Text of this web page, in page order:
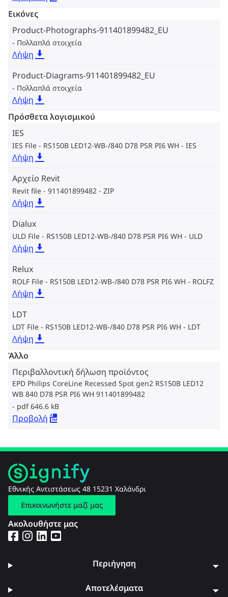
Εικόνες
Product-Photographs-911401899482_EU
Πολλαπλά στοιχεία
Λήψη
Product-Diagrams-911401899482_EU
Πολλαπλά στοιχεία
Λήψη
Πρόσθετα λογισμικού
IES
IES File - RS150B LED12-WB-/840 D78 PSR PI6 WH IES
Λήψη
Αρχείο Revit
Revit file - 911401899482 ZIP
Λήψη
Dialux
ULD File - RS150B LED12-WB-/840 D78 PSR PI6 WH ULD
Λήψη
Relux
ROLF File - RS150B LED12-WB-/840 D78 PSR PI6 WH ROLFZ
Λήψη
LDT
LDT File - RS150B LED12-WB-/840 D78 PSR PI6 WH LDT
Λήψη
Άλλο
Περιβαλλοντική δήλωση προϊόντος
EPD Philips CoreLine Recessed Spot gen2 RS150B LED12
WB 840 D78 PSR PI6 WH 911401899482
pdf 646.6 kB
Προβολή
Εθνικής Αντιστάσεως 48 15231 Χαλάνδρι
Επικοινωνήστε μαζί μας
Ακολουθήστε μας
Περιήγηση
Αποτελέσματα